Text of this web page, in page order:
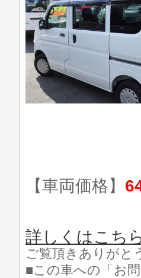
【車両価格】
詳しくはこち
ご覧頂きありがと
■この車への「お